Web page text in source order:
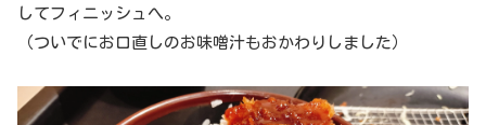
してフィニッシュへ。
（ついでにお口直しのお味噌汁もおかわりしました）